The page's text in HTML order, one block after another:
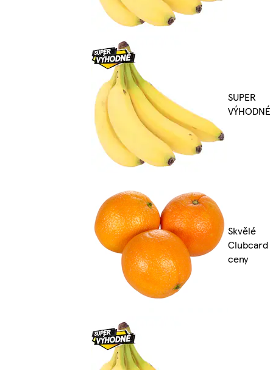
SUPER
VÝHODNÉ
Skvělé
Clubcard
ceny